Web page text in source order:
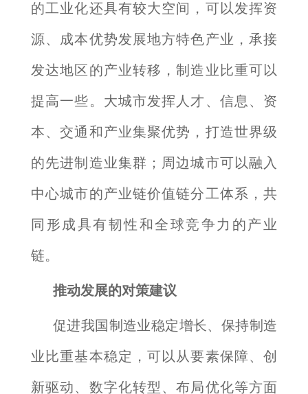
的工业化还具有较大空间，可以发挥资
源、成本优势发展地方特色产业，承接
发达地区的产业转移，制造业比重可以
提高一些。大城市发挥人才、信息、资
本、交通和产业集聚优势，打造世界级
的先进制造业集群；周边城市可以融入
中心城市的产业链价值链分工体系，共
同形成具有韧性和全球竞争力的产业
链。
推动发展的对策建议
促进我国制造业稳定增长、保持制造
业比重基本稳定，可以从要素保障、创
新驱动、数字化转型、布局优化等方面